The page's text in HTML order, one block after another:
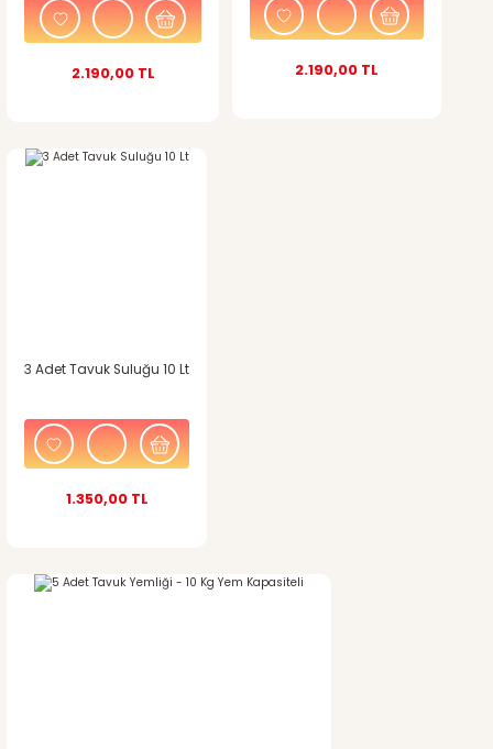
2.190,00 TL 2.190,00 TL
3 Adet Tavuk Suluğu 10 Lt
1.350,00 TL